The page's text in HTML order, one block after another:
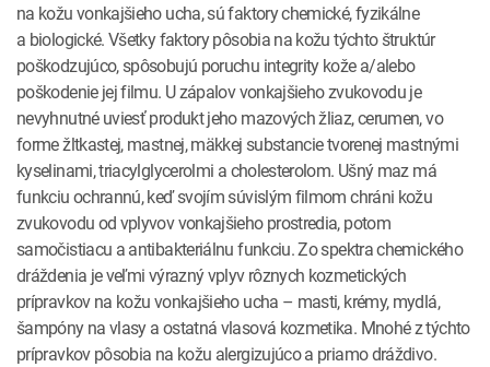
na kožu vonkajšieho ucha, sú faktory chemické, fyzikálne
a biologické. Všetky faktory pôsobia na kožu týchto štruktúr
poškodzujúco, spôsobujú poruchu integrity kože a/alebo
poškodenie jej filmu. U zápalov vonkajšieho zvukovodu je
nevyhnutné uviesť produkt jeho mazových žliaz, cerumen, vo
forme žltkastej, mastnej, mäkkej substancie tvorenej mastnými
kyselinami, triacylglycerolmi a cholesterolom. Ušný maz má
funkciu ochrannú, keď svojím súvislým filmom chráni kožu
zvukovodu od vplyvov vonkajšieho prostredia, potom
samočistiacu a antibakteriálnu funkciu. Zo spektra chemického
dráždenia je veľmi výrazný vplyv rôznych kozmetických
prípravkov na kožu vonkajšieho ucha – masti, krémy, mydlá,
šampóny na vlasy a ostatná vlasová kozmetika. Mnohé z týchto
prípravkov pôsobia na kožu alergizujúco a priamo dráždivo.